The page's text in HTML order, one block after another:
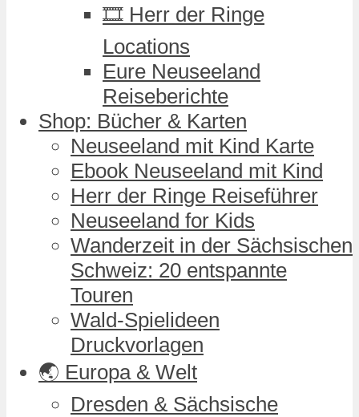
🎞️ Herr der Ringe
Locations
Eure Neuseeland
Reiseberichte
Shop: Bücher & Karten
Neuseeland mit Kind Karte
Ebook Neuseeland mit Kind
Herr der Ringe Reiseführer
Neuseeland for Kids
Wanderzeit in der Sächsischen
Schweiz: 20 entspannte
Touren
Wald-Spielideen
Druckvorlagen
🌏 Europa & Welt
Dresden & Sächsische